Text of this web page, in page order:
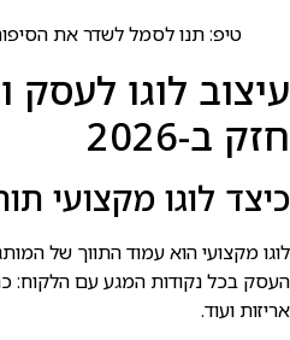
טיפ: תנו לסמל לשדר את
עיצוב לוגו לעסק
חזק ב-2026
כיצד לוגו מקצועי
לוגו מקצועי הוא עמוד התווך של
העסק בכל נקודות המגע עם הלקוח:
אריזות ועוד.